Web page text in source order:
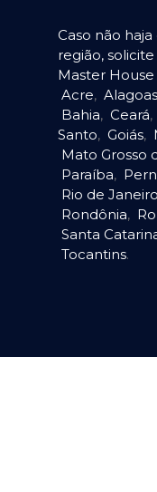
Caso não
região,
Master
Acre, Alagoas
Bahia, Ceará,
Santo, Goiás,
Mato Grosso
Paraíba,
Rio de Janeiro
Rondônia,
Santa
Tocantins.